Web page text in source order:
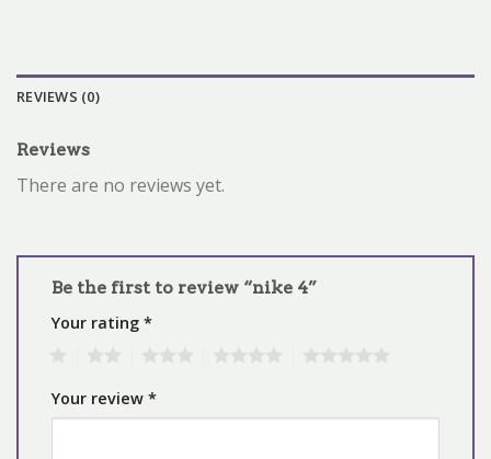
REVIEWS (0)
Reviews
There are no reviews yet.
Be the first to review “nike 4”
Your rating *
Your review *